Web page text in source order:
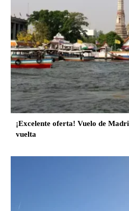
¡Excelente oferta! Vuelo de
vuelta